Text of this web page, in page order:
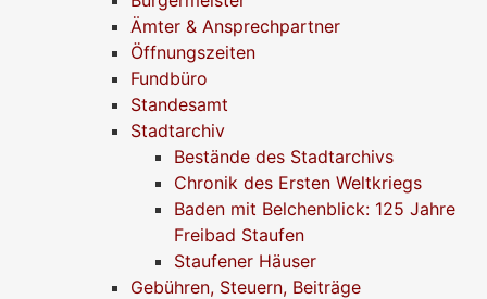
Ämter & Ansprechpartner
Öffnungszeiten
Fundbüro
Standesamt
Stadtarchiv
Bestände des Stadtarchivs
Chronik des Ersten Weltkriegs
Baden mit Belchenblick: 125 Jahre
Freibad Staufen
Staufener Häuser
Gebühren, Steuern, Beiträge